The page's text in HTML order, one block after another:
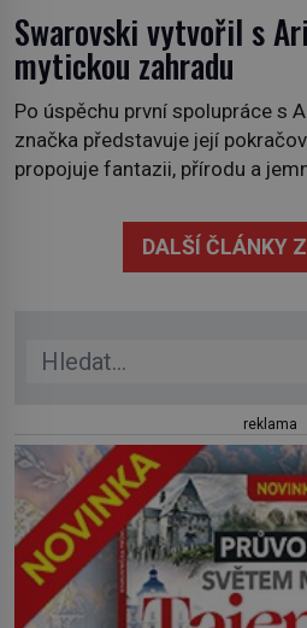
Swarovski vytvořil s
mytickou zahradu
Po úspěchu první spolupráce s
značka představuje její
propojuje fantazii, přírodu a
třicítka šperků působí hravě a
Spolupráce mezi značkou
DALŠÍ ČLÁNKY
reklama